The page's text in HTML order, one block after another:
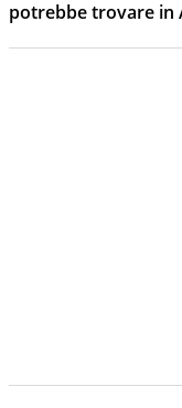
potrebbe trovare in